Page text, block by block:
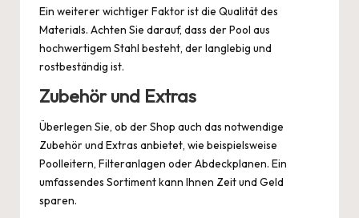
Ein weiterer wichtiger Faktor ist die Qualität des
Materials. Achten Sie darauf, dass der Pool aus
hochwertigem Stahl besteht, der langlebig und
rostbeständig ist.
Zubehör und Extras
Überlegen Sie, ob der Shop auch das notwendige
Zubehör und Extras anbietet, wie beispielsweise
Poolleitern, Filteranlagen oder Abdeckplanen. Ein
umfassendes Sortiment kann Ihnen Zeit und Geld
sparen.